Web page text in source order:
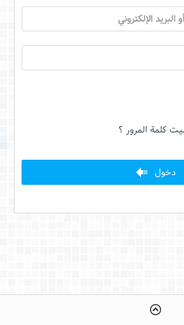
كلمة المرور ؟
دخول